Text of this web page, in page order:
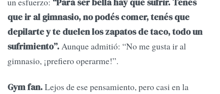
“Para ser bella hay que sufrir. Tenés
que ir al gimnasio, no podés comer, tenés que
depilarte y te duelen los zapatos de taco, todo un
sufrimiento”.Aunque admitió: “No me gusta ir al
gimnasio, ¡prefiero operarme!”.
Gym fan.Lejos de ese pensamiento, pero casi en la